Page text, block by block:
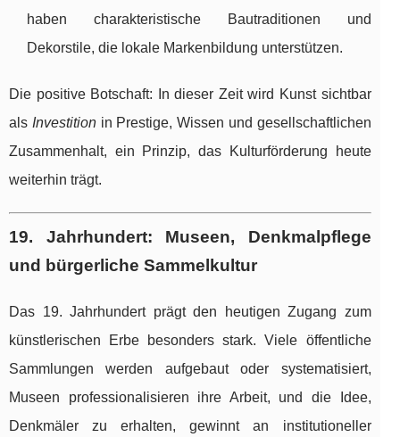
haben charakteristische Bautraditionen und
Dekorstile, die lokale Markenbildung unterstützen.
Die positive Botschaft: In dieser Zeit wird Kunst sichtbar
als Investitionin Prestige, Wissen und gesellschaftlichen
Zusammenhalt, ein Prinzip, das Kulturförderung heute
weiterhin trägt.
19. Jahrhundert: Museen, Denkmalpflege
und bürgerliche Sammelkultur
Das 19. Jahrhundert prägt den heutigen Zugang zum
künstlerischen Erbe besonders stark. Viele öffentliche
Sammlungen werden aufgebaut oder systematisiert,
Museen professionalisieren ihre Arbeit, und die Idee,
Denkmäler zu erhalten, gewinnt an institutioneller